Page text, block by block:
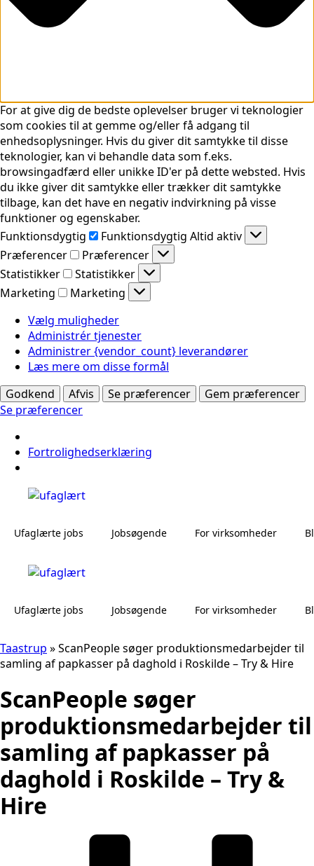
For at give dig de bedste oplevelser bruger vi teknologier
som cookies til at gemme og/eller få adgang til
enhedsoplysninger. Hvis du giver dit samtykke til disse
teknologier, kan vi behandle data som f.eks.
browsingadfærd eller unikke ID'er på dette websted. Hvis
du ikke giver dit samtykke eller trækker dit samtykke
tilbage, kan det have en negativ indvirkning på visse
funktioner og egenskaber.
Funktionsdygtig
Funktionsdygtig Altid aktiv
Præferencer
Præferencer
Statistikker
Statistikker
Marketing
Marketing
Vælg muligheder
Administrér tjenester
Administrer {vendor_count} leverandører
Læs mere om disse formål
Godkend
Afvis Se præferencer
Gem præferencer
Se præferencer
Fortrolighedserklæring
Ufaglærte jobs Jobsøgende For virksomheder
Ufaglærte jobs Jobsøgende For virksomheder
Taastrup »ScanPeople søger produktionsmedarbejder til
samling af papkasser på daghold i Roskilde – Try & Hire
ScanPeople søger
produktionsmedarbejder til
samling af papkasser på
daghold i Roskilde – Try &
Hire